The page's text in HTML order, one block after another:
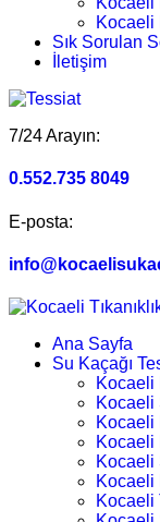
Kocaeli
Sık Sorulan
İletişim
7/24 Arayın:
0.552.735 8049
E-posta:
Ana Sayfa
Su Kaçağı
Kocaeli
Kocaeli
Kocaeli
Kocaeli
Kocaeli
Kocaeli
Kocaeli